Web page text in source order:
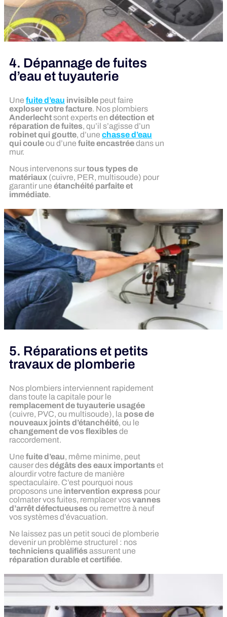
4. Dépannage de fuites
d’eau et tuyauterie
Une fuite d’eau invisible peut faire
exploser votre facture. Nos plombiers
Anderlechtsont experts en détection et
réparation de fuites, qu’il s’agisse d’un
robinet qui goutte, d’une chasse d’eau
qui couleou d’une fuite encastréedans un
mur.
Nous intervenons surtous types de
matériaux (cuivre, PER, multisoude) pour
garantir une étanchéité parfaite et
immédiate.
5. Réparations et petits
travaux de plomberie
Nos plombiers interviennent rapidement
dans toute la capitale pour le
remplacement de tuyauterie usagée
(cuivre, PVC, ou multisoude), la pose de
nouveaux joints d’étanchéité, ou le
changement de vos flexiblesde
raccordement.
Une fuite d’eau, même minime, peut
causer desdégâts des eaux importantset
alourdir votre facture de manière
spectaculaire. C’est pourquoi nous
proposons une intervention express pour
colmater vos fuites, remplacer vosvannes
d’arrêt défectueusesou remettre à neuf
vos systèmes d’évacuation.
Ne laissez pas un petit souci de plomberie
devenir un problème structurel : nos
techniciens qualifiésassurent une
réparation durable et certifiée.